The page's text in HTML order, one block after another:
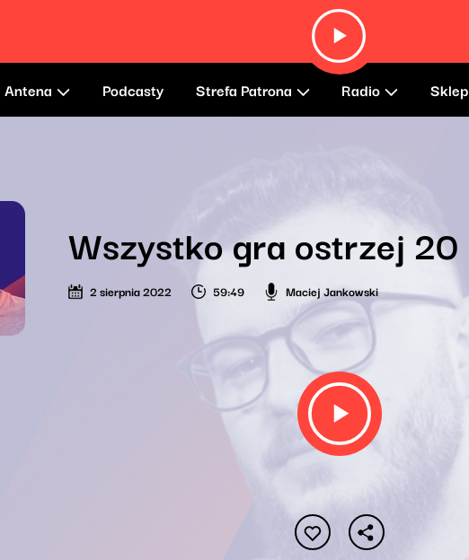
Antena Podcasty Strefa Patrona Radio Sklep
Wszystko gra ostrzej 20
2 sierpnia 2022 59:49 Maciej Jankowski